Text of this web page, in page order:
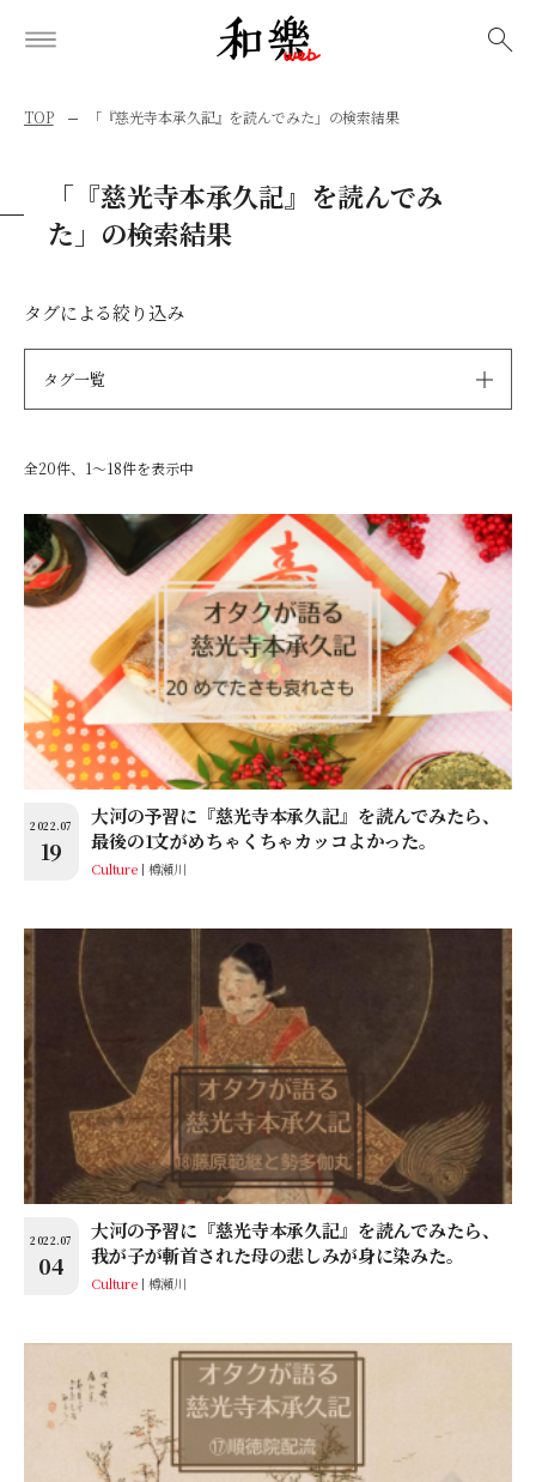
TOP 「『慈光寺本承久記』を読んでみた」の検索結果
「『慈光寺本承久記』を読んでみ
た」の検索結果
タグによる絞り込み
タグ一覧
全20件、1〜18件を表示中
2022.07
19
大河の予習に『慈光寺本承久記』を読んでみたら、
最後の1文がめちゃくちゃカッコよかった。
Culture 樽瀬川
2022.07
04
大河の予習に『慈光寺本承久記』を読んでみたら、
我が子が斬首された母の悲しみが身に染みた。
Culture 樽瀬川